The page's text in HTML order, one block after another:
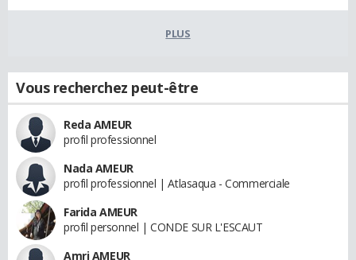
PLUS
Vous recherchez peut-être
Reda AMEUR
profil professionnel
Nada AMEUR
profil professionnel | Atlasaqua - Commerciale
Farida AMEUR
profil personnel | CONDE SUR L'ESCAUT
Amri AMEUR